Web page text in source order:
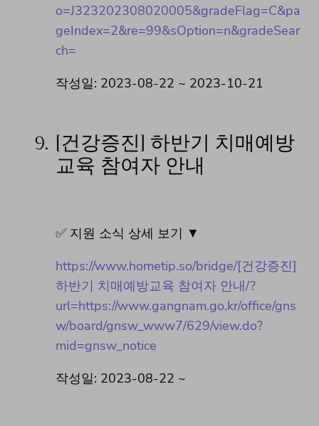
o=J323202308020005&gradeFlag=C&pa
geIndex=2&re=99&sOption=n&gradeSear
ch=
작성일: 2023-08-22 ~ 2023-10-21
9. [건강증진] 하반기 치매예방
교육 참여자 안내
✅ 지원 소식 상세 보기 ▼
https://www.hometip.so/bridge/[건강증진]
하반기 치매예방교육 참여자 안내/?
url=https://www.gangnam.go.kr/office/gns
w/board/gnsw_www7/629/view.do?
mid=gnsw_notice
작성일: 2023-08-22 ~